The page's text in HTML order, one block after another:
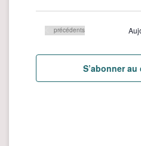
Évènements
précédents
S’abonner